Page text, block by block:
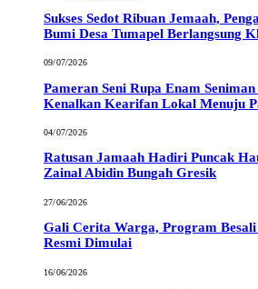
Sukses Sedot Ribuan Jemaah,
Bumi Desa Tumapel Berlangsung
09/07/2026
Pameran Seni Rupa Enam
Kenalkan Kearifan Lokal Menuju
04/07/2026
Ratusan Jamaah Hadiri Puncak
Zainal Abidin Bungah Gresik
27/06/2026
Gali Cerita Warga, Program
Resmi Dimulai
16/06/2026